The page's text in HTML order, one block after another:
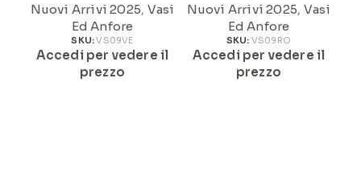
Nuovi Arrivi 2025, Vasi
Ed Anfore
SKU:VS09VE
Accedi per vedere il
prezzo
Nuovi Arrivi 2025, Vasi
Ed Anfore
SKU: VS09RO
Accedi per vedere il
prezzo